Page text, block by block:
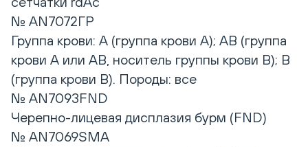
№ AN7072ГР
Группа крови: A (группа крови А); AB (группа
крови А или АB, носитель группы крови B); B
(группа крови B). Породы: все
№ AN7093FND
Черепно-лицевая дисплазия бурм (FND)
№ AN7069SMA